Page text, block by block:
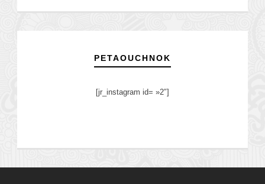
PETAOUCHNOK
[jr_instagram id= »2″]